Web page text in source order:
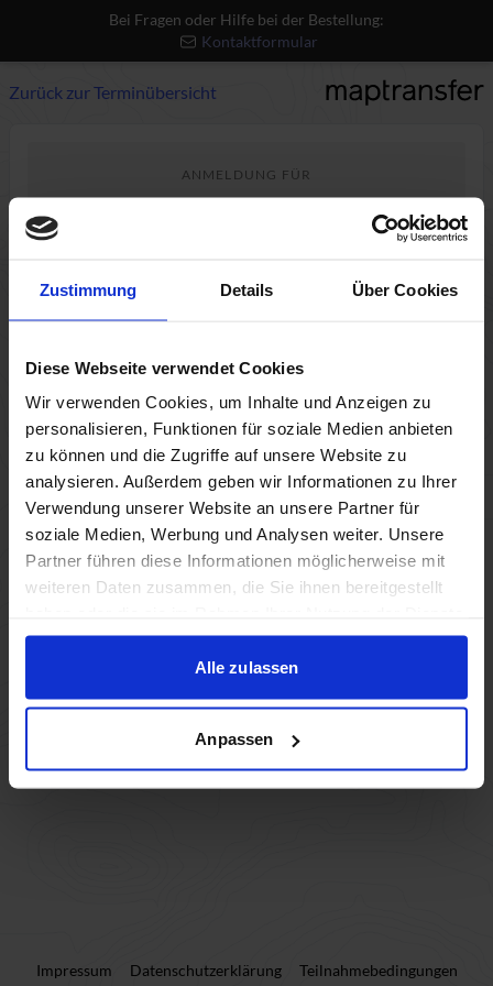
Zustimmung Details Über Cookies
Diese Webseite verwendet Cookies
Wir verwenden Cookies, um Inhalte und Anzeigen zu
personalisieren, Funktionen für soziale Medien anbieten
zu können und die Zugriffe auf unsere Website zu
analysieren. Außerdem geben wir Informationen zu Ihrer
Verwendung unserer Website an unsere Partner für
soziale Medien, Werbung und Analysen weiter. Unsere
Partner führen diese Informationen möglicherweise mit
weiteren Daten zusammen, die Sie ihnen bereitgestellt
gesammelt haben.
Alle zulassen
Anpassen
Bei Fragen oder Hilfe bei der Bestellung:
Kontaktformular
Zurück zur Terminübersicht
ANMELDUNG FÜR
Do., 15.10.2026, 09:00 - 13:00
Fortgeschritten
489€ p.P. zzgl. USt.
1 2 3 4
Teilnehmer:innen (0)
Weiter
Impressum Datenschutzerklärung Teilnahmebedingungen